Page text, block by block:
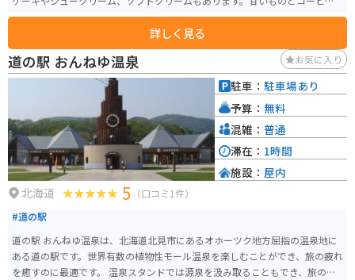
で、イートインコーナーでゆっくり休むことができますよ。お土産屋もたく
詳しく見る
道の駅 おんねゆ温泉 お気に入り
北海道 5 （口コミ1件）
#道の駅
道の駅 おんねゆ温泉は、北海道北見市にあるオホーツク地方屈指の温泉地に
ある道の駅です。世界有数の植物性モール温泉を楽しむことができ、旅の疲れ
を癒すのに最適です。 温泉スタンドでは源泉を汲み取ることもでき、旅の思
駐車： 駐車場あり
予算： 無料
混雑： 普通
滞在： 1時間
施設： 屋内